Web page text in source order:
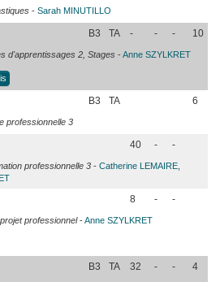
- Sarah MINUTILLO
B3 TA - - - 10
d'apprentissages 2, Stages - Anne SZYLKRET
B3 TA 6
professionnelle 3
40 - -
professionnelle 3 - Catherine LEMAIRE
8 - -
professionnel-Anne SZYLKRET
B3 TA 32 - - 4